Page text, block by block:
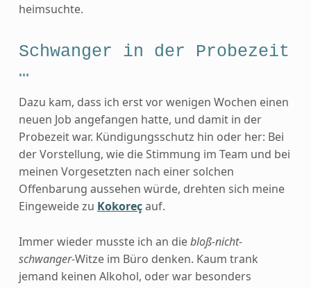
heimsuchte.
Schwanger in der Probezeit
…
Dazu kam, dass ich erst vor wenigen Wochen einen
neuen Job angefangen hatte, und damit in der
Probezeit war. Kündigungsschutz hin oder her: Bei
der Vorstellung, wie die Stimmung im Team und bei
meinen Vorgesetzten nach einer solchen
Offenbarung aussehen würde, drehten sich meine
Eingeweide zu Kokoreçauf.
Immer wieder musste ich an diebloß-nicht-
schwanger-Witze im Büro denken. Kaum trank
jemand keinen Alkohol, oder war besonders